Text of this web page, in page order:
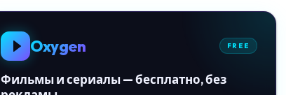
Oxygen FREE
Фильмы и сериалы — бесплатно, без